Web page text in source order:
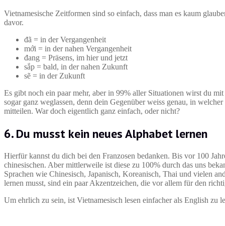
Vietnamesische Zeitformen sind so einfach, dass man es kaum
davor.
đã = in der Vergangenheit
mới = in der nahen Vergangenheit
đang = Präsens, im hier und jetzt
sắp = bald, in der nahen Zukunft
sẽ = in der Zukunft
Es gibt noch ein paar mehr, aber in 99% aller Situationen wirst du
sogar ganz weglassen, denn dein Gegenüber weiss genau, in
mitteilen. War doch eigentlich ganz einfach, oder nicht?
6. Du musst kein neues Alphabet lernen
Hierfür kannst du dich bei den Franzosen bedanken. Bis vor 100
chinesischen. Aber mittlerweile ist diese zu 100% durch das uns
Sprachen wie Chinesisch, Japanisch, Koreanisch, Thai und vielen
lernen musst, sind ein paar Akzentzeichen, die vor allem für den
Um ehrlich zu sein, ist Vietnamesisch lesen einfacher als English zu